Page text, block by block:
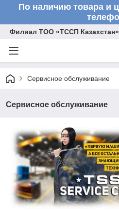
По наличию товара и
Филиал ТОО «ТССП Казахстан»
Сервисное обслуживание
Сервисное обслуживание